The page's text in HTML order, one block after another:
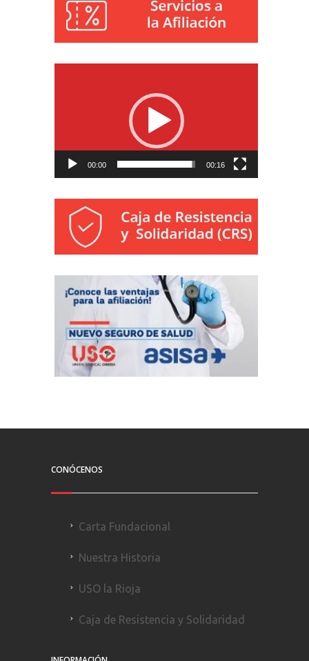
00:00 00:16
CONÓCENOS
Carta Fundacional
Nuestra Historia
USO la Rioja
Caja de Resistencia y Solidaridad